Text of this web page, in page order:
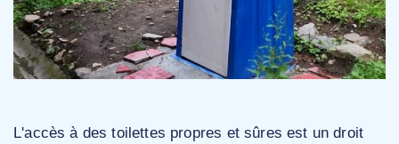
L'accès à des toilettes propres et sûres est un droit